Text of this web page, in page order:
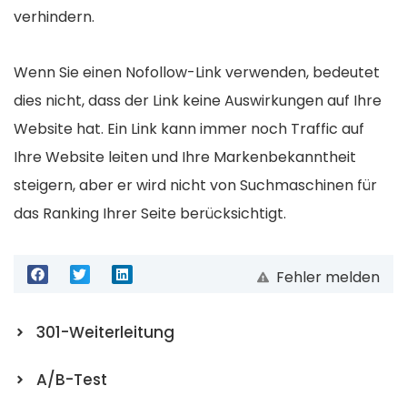
verhindern.
Wenn Sie einen Nofollow-Link verwenden, bedeutet
dies nicht, dass der Link keine Auswirkungen auf Ihre
Website hat. Ein Link kann immer noch Traffic auf
Ihre Website leiten und Ihre Markenbekanntheit
steigern, aber er wird nicht von Suchmaschinen für
das Ranking Ihrer Seite berücksichtigt.
Fehler melden
301-Weiterleitung
A/B-Test